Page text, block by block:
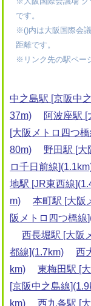
です。
※()内は大阪国際会
距離です。
※リンク先の駅ペー
中之島駅 [京阪中
37m)
阿波座駅 [
[大阪メトロ四つ
80m)
野田駅 [大
ロ千日前線
地駅 [JR東西線
m)
本町駅 [大阪
阪メトロ四つ橋線
西長堀駅 [大阪
都線](1.7km)
西
km)
東梅田駅 [
[京阪中之島線
km)
西九条駅 [